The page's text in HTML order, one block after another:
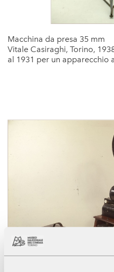
Macchina da presa 35 mm
Vitale Casiraghi, Torino,
al 1931 per un apparecchio